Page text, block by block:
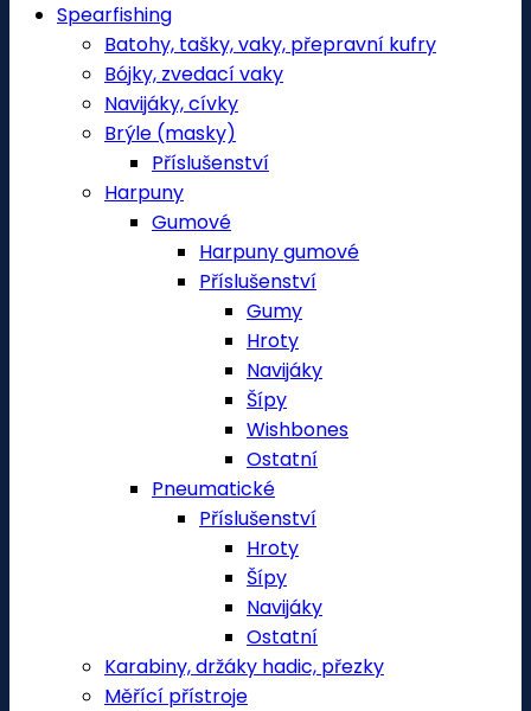
Spearfishing
Batohy, tašky, vaky, přepravní kufry
Bójky, zvedací vaky
Navijáky, cívky
Brýle (masky)
Příslušenství
Harpuny
Gumové
Harpuny gumové
Příslušenství
Gumy
Hroty
Navijáky
Šípy
Wishbones
Ostatní
Pneumatické
Příslušenství
Hroty
Šípy
Navijáky
Ostatní
Karabiny, držáky hadic, přezky
Měřící přístroje